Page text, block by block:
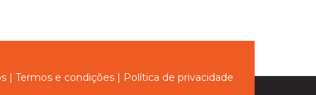
| Termos e condições | Política de privacidade